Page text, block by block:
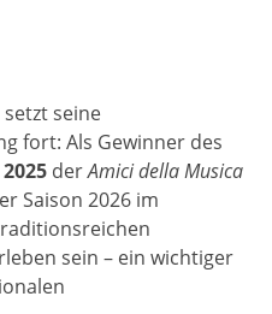
seine
fort: Als Gewinner des
derAmici della Musica
Saison 2026 im
sein – ein wichtiger